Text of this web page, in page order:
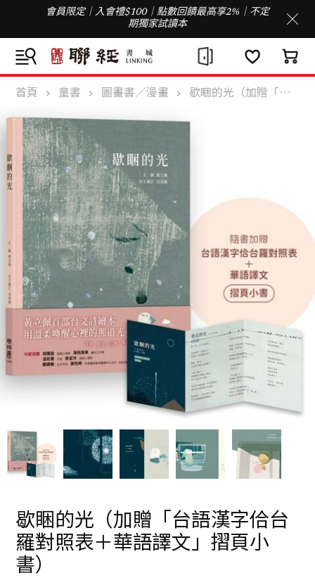
會員限定｜入會禮$100｜點數回饋最高享2%｜不定
期獨家試讀本
首頁 童書 圖畫書／漫畫 歇睏的光（加贈「台語漢字佮台羅對照表＋華語譯文」摺頁小書）
歇睏的光（加贈「台語漢字佮台
羅對照表＋華語譯文」摺頁小
書）